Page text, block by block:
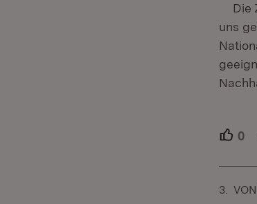
Die
uns
0
3. VON